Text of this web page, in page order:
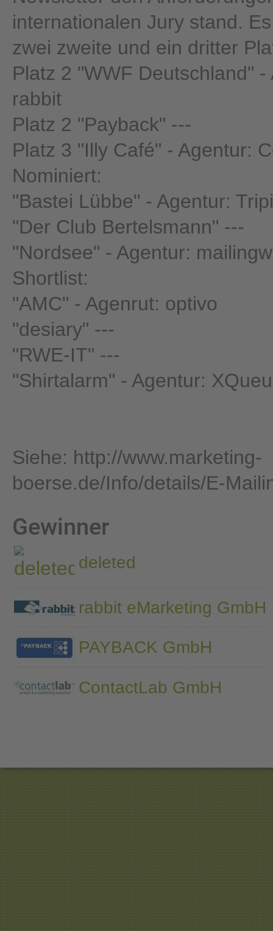
internationalen Jury stand.
zwei zweite und ein dritter
Platz 2 "WWF Deutschland" -
rabbit
Platz 2 "Payback" ---
Platz 3 "Illy Café" - Agentur:
Nominiert:
"Bastei Lübbe" - Agentur:
"Der Club Bertelsmann" ---
"Nordsee" - Agentur:
Shortlist:
"AMC" - Agenrut: optivo
"desiary" ---
"RWE-IT" ---
"Shirtalarm" - Agentur:
Siehe: http://www.marketing-
boerse.de/Info/details/E-
Gewinner
deleted
rabbit eMarketing GmbH
PAYBACK GmbH
ContactLab GmbH